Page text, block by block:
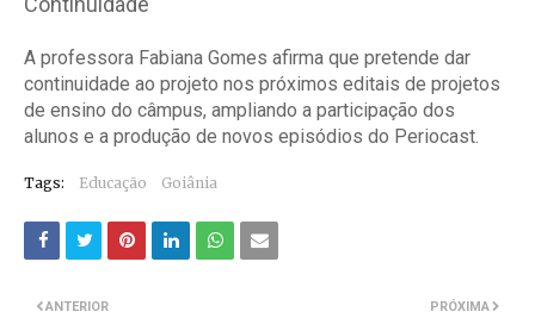
A professora Fabiana Gomes afirma que pretende dar
continuidade ao projeto nos próximos editais de projetos
de ensino do câmpus, ampliando a participação dos
alunos e a produção de novos episódios do Periocast.
Tags: Educação Goiânia
PRÓXIMA
ANTERIOR